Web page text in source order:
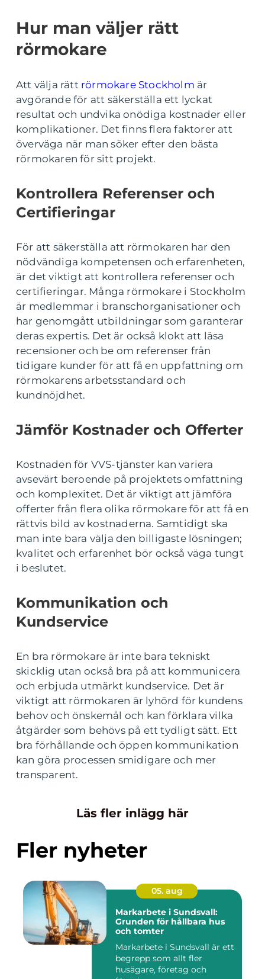
Hur man väljer rätt
rörmokare
Att välja rätt rörmokare Stockholm är
avgörande för att säkerställa ett lyckat
resultat och undvika onödiga kostnader eller
komplikationer. Det finns flera faktorer att
överväga när man söker efter den bästa
rörmokaren för sitt projekt.
Kontrollera Referenser och
Certifieringar
För att säkerställa att rörmokaren har den
nödvändiga kompetensen och erfarenheten,
är det viktigt att kontrollera referenser och
certifieringar. Många rörmokare i Stockholm
är medlemmar i branschorganisationer och
har genomgått utbildningar som garanterar
deras expertis. Det är också klokt att läsa
recensioner och be om referenser från
tidigare kunder för att få en uppfattning om
rörmokarens arbetsstandard och
kundnöjdhet.
Jämför Kostnader och Offerter
Kostnaden för VVS-tjänster kan variera
avsevärt beroende på projektets omfattning
och komplexitet. Det är viktigt att jämföra
offerter från flera olika rörmokare för att få en
rättvis bild av kostnaderna. Samtidigt ska
man inte bara välja den billigaste lösningen;
kvalitet och erfarenhet bör också väga tungt
i beslutet.
Kommunikation och
Kundservice
En bra rörmokare är inte bara tekniskt
skicklig utan också bra på att kommunicera
och erbjuda utmärkt kundservice. Det är
viktigt att rörmokaren är lyhörd för kundens
behov och önskemål och kan förklara vilka
åtgärder som behövs på ett tydligt sätt. Ett
bra förhållande och öppen kommunikation
kan göra processen smidigare och mer
transparent.
Läs fler inlägg här
Fler nyheter
05. aug
Markarbete i Sundsvall:
Grunden för hållbara hus
och tomter
Markarbete i Sundsvall är ett
begrepp som allt fler
husägare, företag och